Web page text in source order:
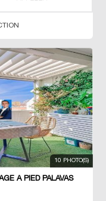
10 PHOTO(S)
À PIED PALAVAS